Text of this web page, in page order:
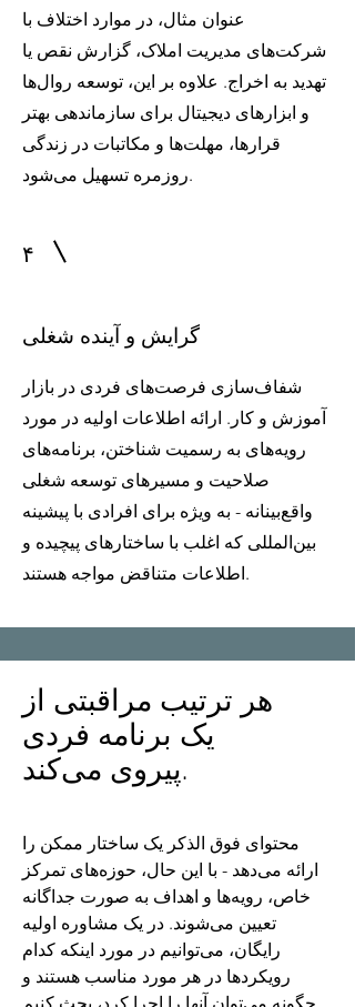
عنوان مثال، در موارد اختلاف با
شرکت‌های مدیریت املاک، گزارش نقص یا
تهدید به اخراج. علاوه بر این، توسعه روال‌ها
و ابزارهای دیجیتال برای سازماندهی بهتر
قرارها، مهلت‌ها و مکاتبات در زندگی
روزمره تسهیل می‌شود.
۴
گرایش و آینده شغلی
شفاف‌سازی فرصت‌های فردی در بازار
آموزش و کار. ارائه اطلاعات اولیه در مورد
رویه‌های به رسمیت شناختن، برنامه‌های
صلاحیت و مسیرهای توسعه شغلی
واقع‌بینانه - به ویژه برای افرادی با پیشینه
بین‌المللی که اغلب با ساختارهای پیچیده و
اطلاعات متناقض مواجه هستند.
هر ترتیب مراقبتی از
یک برنامه فردی
پیروی می‌کند.
محتوای فوق الذکر یک ساختار ممکن را
ارائه می‌دهد - با این حال، حوزه‌های تمرکز
خاص، رویه‌ها و اهداف به صورت جداگانه
تعیین می‌شوند. در یک مشاوره اولیه
رایگان، می‌توانیم در مورد اینکه کدام
رویکردها در هر مورد مناسب هستند و